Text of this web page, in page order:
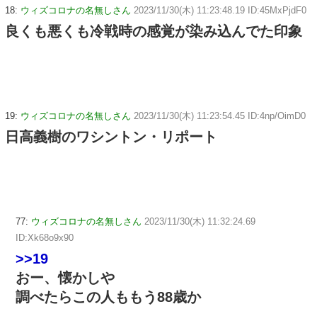
18: ウィズコロナの名無しさん 2023/11/30(木) 11:23:48.19 ID:45MxPjdF0
良くも悪くも冷戦時の感覚が染み込んでた印象
19: ウィズコロナの名無しさん 2023/11/30(木) 11:23:54.45 ID:4np/OimD0
日高義樹のワシントン・リポート
77: ウィズコロナの名無しさん 2023/11/30(木) 11:32:24.69
ID:Xk68o9x90
>>19
おー、懐かしや
調べたらこの人ももう88歳か